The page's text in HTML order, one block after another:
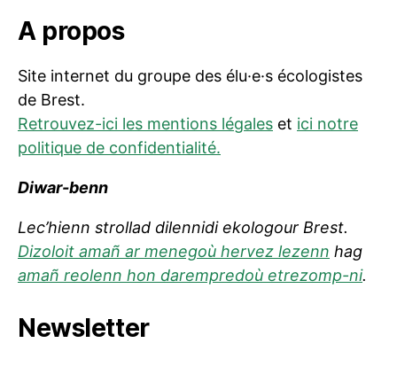
A propos
Site internet du groupe des élu·e·s écologistes
de Brest.
Retrouvez-ici les mentions légales et ici notre
politique de confidentialité.
Diwar-benn
Lec’hienn strollad dilennidi ekologour Brest.
Dizoloit amañ ar menegoù hervez lezenn hag
amañ reolenn hon darempredoù etrezomp-ni.
Newsletter